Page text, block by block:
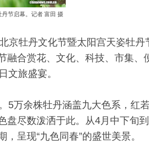
节启幕。记者 富田 摄
牡丹文化节暨太阳宫天姿牡丹
融合赏花、文化、科技、市集、
文旅盛宴。
余株牡丹涵盖九大色系，红若
尽数泼洒于此。从4月中下旬到
呈现“九色同春”的盛世美景。